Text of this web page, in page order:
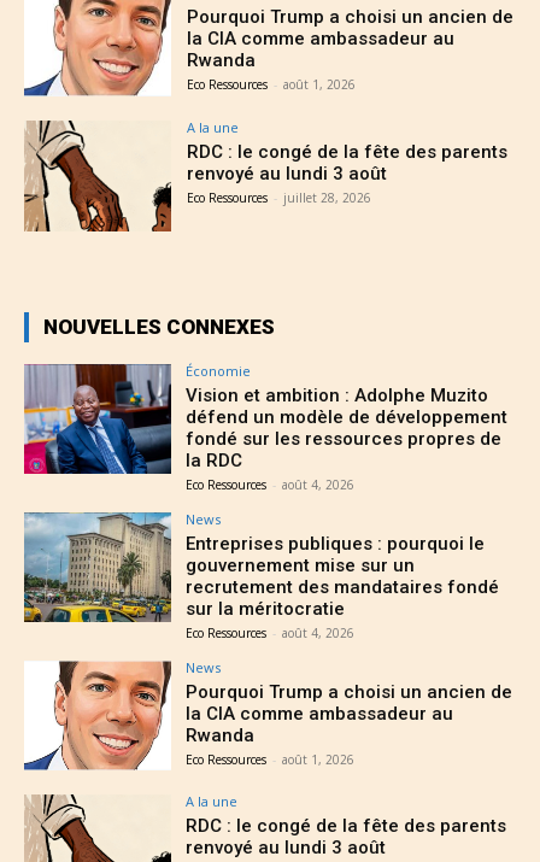
Pourquoi Trump a choisi un ancien de
la CIA comme ambassadeur au
Rwanda
Eco Ressources - août 1, 2026
A la une
RDC : le congé de la fête des parents
renvoyé au lundi 3 août
Eco Ressources - juillet 28, 2026
NOUVELLES CONNEXES
Économie
Vision et ambition : Adolphe Muzito
défend un modèle de développement
fondé sur les ressources propres de
la RDC
Eco Ressources - août 4, 2026
News
Entreprises publiques : pourquoi le
gouvernement mise sur un
recrutement des mandataires fondé
sur la méritocratie
Eco Ressources - août 4, 2026
News
Pourquoi Trump a choisi un ancien de
la CIA comme ambassadeur au
Rwanda
Eco Ressources - août 1, 2026
A la une
RDC : le congé de la fête des parents
renvoyé au lundi 3 août